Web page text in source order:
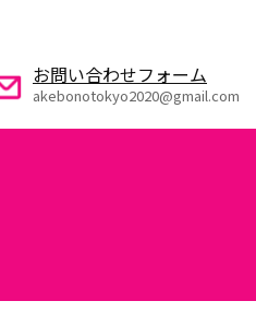
お問い合わせフォーム
akebonotokyo2020@gmail.com